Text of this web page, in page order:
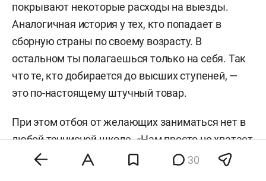
покрывают некоторые расходы на выезды.
Аналогичная история у тех, кто попадает в
сборную страны по своему возрасту. В
остальном ты полагаешься только на себя. Так
что те, кто добирается до высших ступеней, —
это по-настоящему штучный товар.
При этом отбоя от желающих заниматься нет в
любой теннисной школе. «Нам просто не хватает
кортов, — сетует один из руководителей. —
30